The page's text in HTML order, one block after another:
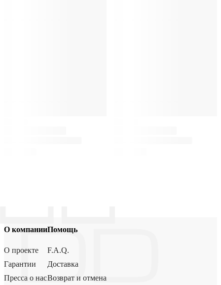
О компании
О проекте
Гарантии
Пресса о нас
Помощь
F.A.Q.
Доставка
Возврат и отмена